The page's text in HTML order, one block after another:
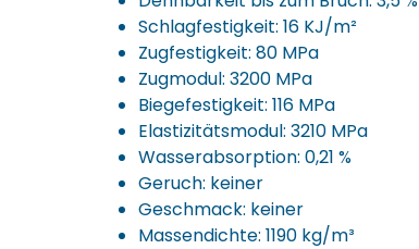
Schlagfestigkeit: 16 KJ/m²
Zugfestigkeit: 80 MPa
Zugmodul: 3200 MPa
Biegefestigkeit: 116 MPa
Elastizitätsmodul: 3210 MPa
Wasserabsorption: 0,21 %
Geruch: keiner
Geschmack: keiner
Massendichte: 1190 kg/m³